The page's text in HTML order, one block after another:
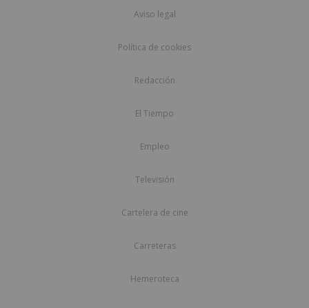
Aviso legal
Política de cookies
Redacción
El Tiempo
Empleo
Televisión
Cartelera de cine
Carreteras
Hemeroteca